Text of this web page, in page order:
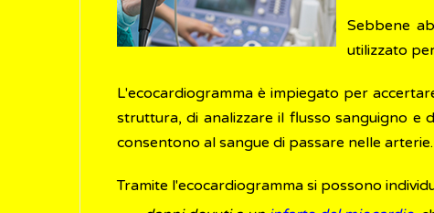
Sebbene
utilizzato
L'ecocardiogramma è impiegato per
struttura, di analizzare il flusso sanguigno e
consentono al sangue di passare nelle arterie.
Tramite l'ecocardiogramma si possono